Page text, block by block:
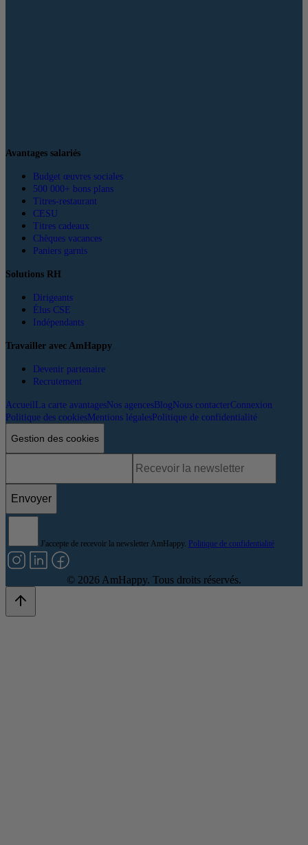
Avantages salariés
Budget œuvres sociales
500 000+ bons plans
Titres-restaurant
CESU
Titres cadeaux
Chèques vacances
Paniers garnis
Solutions RH
Dirigeants
Élus CSE
Indépendants
Travailler avec AmHappy
Devenir partenaire
Recrutement
Accueil La carte avantagesNos agencesBlogNous contacterConnexion
Politique des cookiesMentions légalesPolitique de confidentialité
Gestion des cookies
Envoyer
J'accepte de recevoir la newsletter AmHappy. Politique de confidentialité
© 2026 AmHappy. Tous droits réservés.